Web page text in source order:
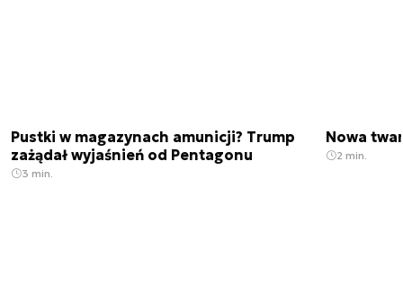
Pustki w magazynach amunicji? Trump
zażądał wyjaśnień od Pentagonu
3 min.
Nowa
2 min.